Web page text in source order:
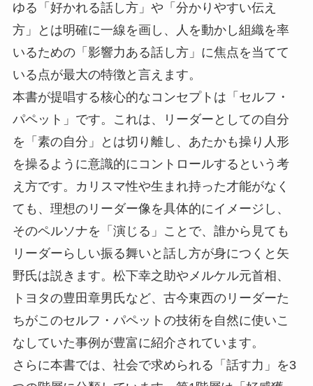
ゆる「好かれる話し方」や「分かりやすい伝え
方」とは明確に一線を画し、人を動かし組織を率
いるための「影響力ある話し方」に焦点を当てて
いる点が最大の特徴と言えます。
本書が提唱する核心的なコンセプトは「セルフ・
パペット」です。これは、リーダーとしての自分
を「素の自分」とは切り離し、あたかも操り人形
を操るように意識的にコントロールするという考
え方です。カリスマ性や生まれ持った才能がなく
ても、理想のリーダー像を具体的にイメージし、
そのペルソナを「演じる」ことで、誰から見ても
リーダーらしい振る舞いと話し方が身につくと矢
野氏は説きます。松下幸之助やメルケル元首相、
トヨタの豊田章男氏など、古今東西のリーダーた
ちがこのセルフ・パペットの技術を自然に使いこ
なしていた事例が豊富に紹介されています。
さらに本書では、社会で求められる「話す力」を3